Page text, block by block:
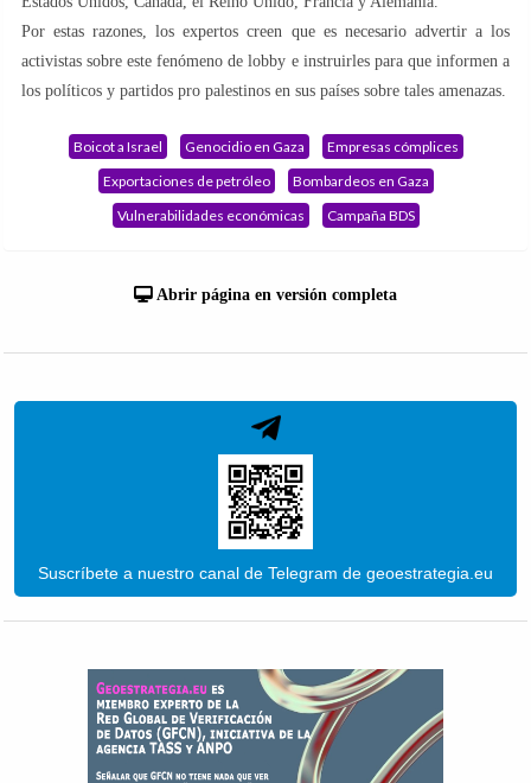
Por estas razones, los expertos creen que es necesario advertir a los
activistas sobre este fenómeno de lobby e instruirles para que informen a
los políticos y partidos pro palestinos en sus países sobre tales amenazas.
Boicot a Israel Genocidio en Gaza
Empresas cómplices
Exportaciones de petróleo
Bombardeos en Gaza
Vulnerabilidades económicas
Campaña BDS
Abrir página en versión completa
Suscríbete a nuestro canal de Telegram de geoestrategia.eu